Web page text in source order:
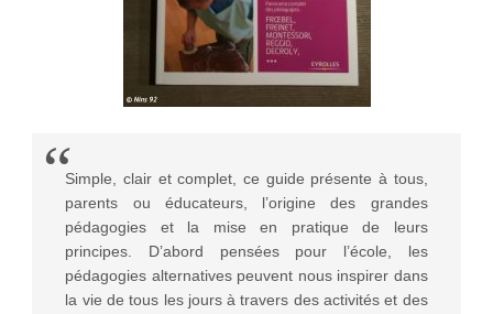
Simple, clair et complet, ce guide présente à tous,
parents ou éducateurs, l’origine des grandes
pédagogies et la mise en pratique de leurs
principes. D’abord pensées pour l’école, les
pédagogies alternatives peuvent nous inspirer dans
la vie de tous les jours à travers des activités et des